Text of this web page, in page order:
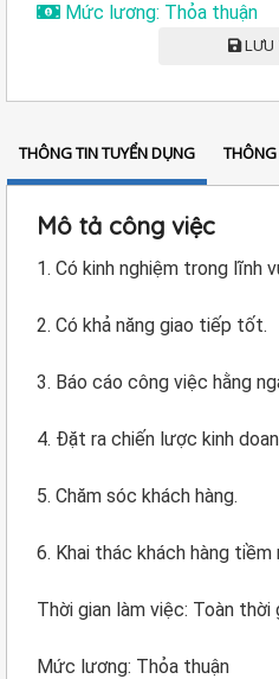
Mức lương: Thỏa thuận
LƯU
THÔNG TIN TUYỂN DỤNG
Mô tả công việc
1. Có kinh nghiệm trong lĩnh
2. Có khả năng giao tiếp tốt.
3. Báo cáo công việc hằng
4. Đặt ra chiến lược kinh
5. Chăm sóc khách hàng.
6. Khai thác khách hàng tiềm
Thời gian làm việc: Toàn thời
Mức lương: Thỏa thuận